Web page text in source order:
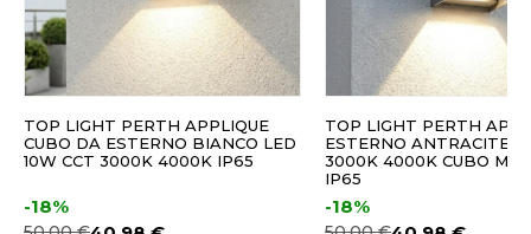
TOP LIGHT PERTH APPLIQUE
CUBO DA ESTERNO BIANCO LED
10W CCT 3000K 4000K IP65
-18%
TOP LIGHT PERTH
ESTERNO ANTRACITE
3000K 4000K CUBO
IP65
-18%